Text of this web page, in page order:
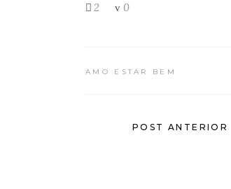
2 0
AMO ESTAR BEM
POST ANTERIOR